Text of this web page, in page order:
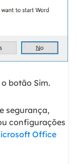
botão Sim.
segurança,
configurações
Office